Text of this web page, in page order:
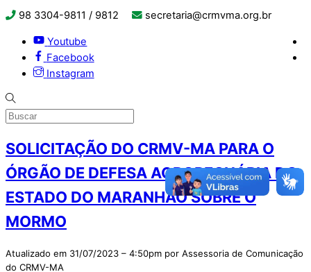
98 3304-9811 / 9812 secretaria@crmvma.org.br
Youtube
Facebook
Instagram
SOLICITAÇÃO DO CRMV-MA PARA O
ÓRGÃO DE DEFESA AGROPECUÁRIA DO
ESTADO DO MARANHÃO SOBRE O
MORMO
Atualizado em 31/07/2023 – 4:50pm por Assessoria de Comunicação
do CRMV-MA